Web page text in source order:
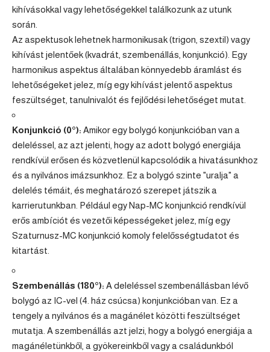
kihívásokkal vagy lehetőségekkel találkozunk az utunk
során.
Az aspektusok lehetnek harmonikusak (trigon, szextil) vagy
kihívást jelentőek (kvadrát, szembenállás, konjunkció). Egy
harmonikus aspektus általában könnyedebb áramlást és
lehetőségeket jelez, míg egy kihívást jelentő aspektus
feszültséget, tanulnivalót és fejlődési lehetőséget mutat.
Konjunkció (0°): Amikor egy bolygó konjunkcióban van a
deleléssel, az azt jelenti, hogy az adott bolygó energiája
rendkívül erősen és közvetlenül kapcsolódik a hivatásunkhoz
és a nyilvános imázsunkhoz. Ez a bolygó szinte "uralja" a
delelés témáit, és meghatározó szerepet játszik a
karrierutunkban. Például egy Nap-MC konjunkció rendkívül
erős ambíciót és vezetői képességeket jelez, míg egy
Szaturnusz-MC konjunkció komoly felelősségtudatot és
kitartást.
Szembenállás (180°): A deleléssel szembenállásban lévő
bolygó az IC-vel (4. ház csúcsa) konjunkcióban van. Ez a
tengely a nyilvános és a magánélet közötti feszültséget
mutatja. A szembenállás azt jelzi, hogy a bolygó energiája a
magánéletünkből, a gyökereinkből vagy a családunkból